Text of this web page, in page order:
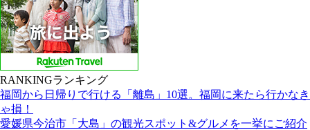
RANKINGランキング
福岡から日帰りで行ける「離島」10選。福岡に来たら行かなき
ゃ損！
愛媛県今治市「大島」の観光スポット&グルメを一挙にご紹介